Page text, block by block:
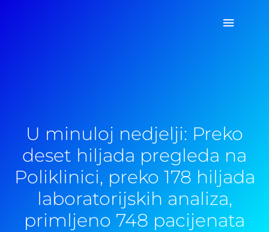
Glavni
U minuloj nedjelji: Preko
deset hiljada pregleda na
Poliklinici, preko 178 hiljada
laboratorijskih analiza,
primljeno 748 pacijenata